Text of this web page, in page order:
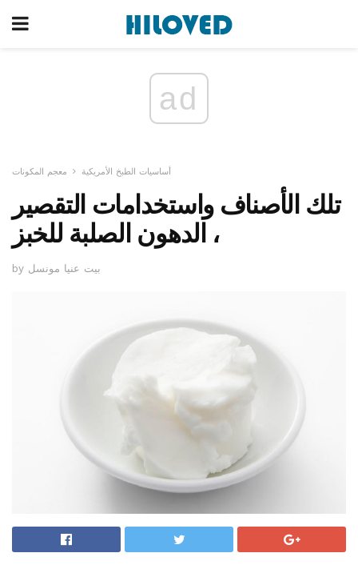
ad
أساسيات الطبخ الأمريكية معجم المكونات
تلك الأصناف واستخدامات التقصير
، الدهون الصلبة للخبز
by بيت عنيا مونسل